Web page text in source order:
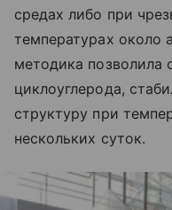
средах либо при
температурах около
методика позволила
циклоуглерода,
структуру при
нескольких суток.